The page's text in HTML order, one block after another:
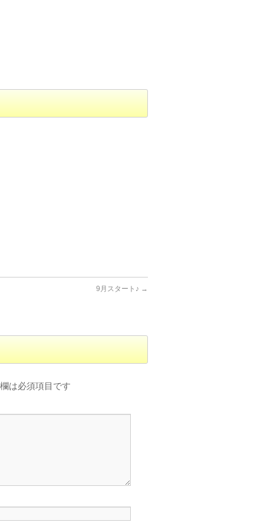
9月スタート♪ →
は必須項目です